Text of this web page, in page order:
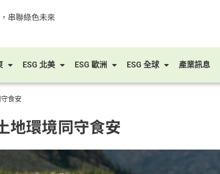
串聯綠色未來
ESG 北美 ESG 歐洲 ESG 全球 產業訊息
食安
地環境同守食安